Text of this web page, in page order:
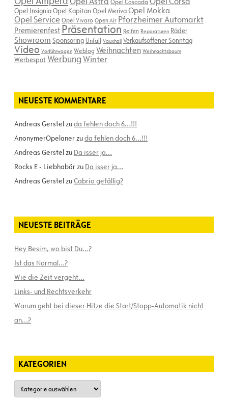
Opel InsigniaOpel Kapitän Opel MerivaOpel Mokka
Opel ServiceOpel Vivaro Open Air Pforzheimer Automarkt
Premierenfest Präsentation Reifen Reparaturen Räder
Showroom Sponsoring Unfall Vauxhall Verkaufsoffener Sonntag
Video Vorführwagen Weblog Weihnachten Weihnachtsbaum
WerbespotWerbungWinter
NEUESTE KOMMENTARE
Andreas Gerstel zuda fehlen doch 6…!!!
AnonymerOpelanerzuda fehlen doch 6…!!!
Andreas Gerstel zu Da isser ja…
Rocks E - Liebhabärzu Da isser ja…
Andreas Gerstel zuCabrio gefällig?
NEUESTE BEITRÄGE
Hey Besim, wo bist Du…?
Ist das Normal…?
Wie die Zeit vergeht…
Links- und Rechtsverkehr
Warum geht bei dieser Hitze die Start/Stopp-Automatik nicht
an…?
KATEGORIEN
Kategorien